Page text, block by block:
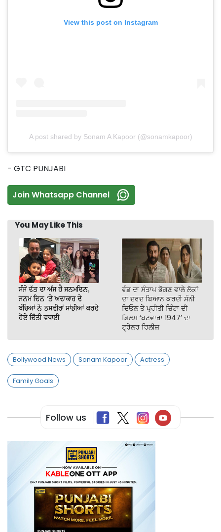
View this post on Instagram
A post shared by Sonam A Kapoor (@sonamkapoor)
- GTC PUNJABI
Join Whatsapp Channel
You May Like This
ਸੰਜੇ ਦੱਤ ਦਾ ਅੱਜ ਹੈ ਜਨਮਦਿਨ,
ਜਨਮ ਦਿਨ ‘ਤੇ ਅਦਾਕਾਰ ਦੇ
ਬੱਚਿਆਂ ਨੇ ਤਸਵੀਰਾਂ ਸਾਂਝੀਆਂ ਕਰਦੇ
ਹੋਏ ਦਿੱਤੀ ਵਧਾਈ
ਵੰਡ ਦਾ ਸੰਤਾਪ ਭੋਗਣ ਵਾਲੇ ਲੋਕਾਂ
ਦਾ ਦਰਦ ਬਿਆਨ ਕਰਦੀ ਸੰਨੀ
ਦਿਓਲ ਤੇ ਪ੍ਰੀਤੀ ਜ਼ਿੰਟਾ ਦੀ
ਫ਼ਿਲਮ ‘ਬਟਵਾਰਾ 1947’ ਦਾ
ਟ੍ਰੇਲਰ ਰਿਲੀਜ਼
Bollywood News Sonam Kapoor Actress
Family Goals
Follow us